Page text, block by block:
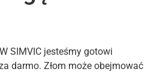
SIMVIC jesteśmy gotowi
darmo. Złom może obejmować